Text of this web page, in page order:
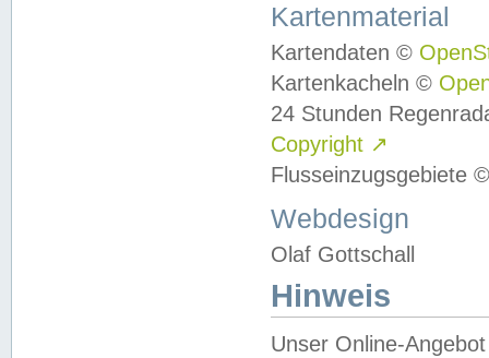
Kartenmaterial
Kartendaten ©
Kartenkacheln ©
24 Stunden
Copyright ↗
Flusseinzugsgebiete
Webdesign
Olaf Gottschall
Hinweis
Unser Online-